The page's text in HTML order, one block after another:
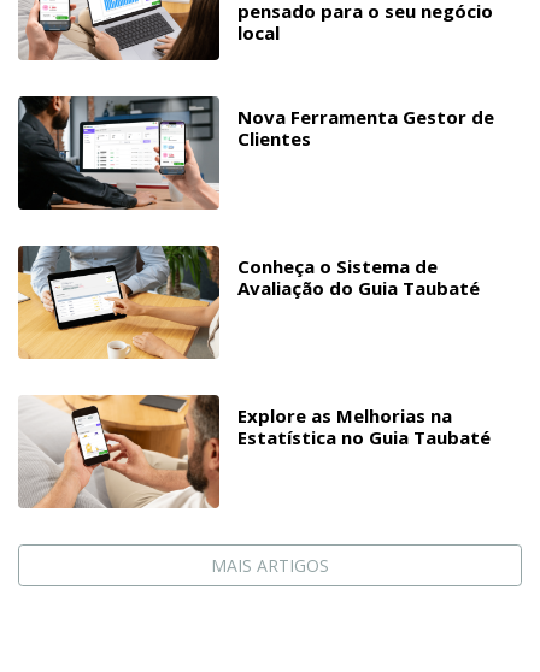
pensado para o seu negócio
local
Nova Ferramenta Gestor de
Clientes
Conheça o Sistema de
Avaliação do Guia Taubaté
Explore as Melhorias na
Estatística no Guia Taubaté
MAIS ARTIGOS